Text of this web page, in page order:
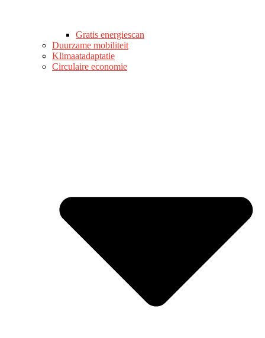
Gratis energiescan
Duurzame mobiliteit
Klimaatadaptatie
Circulaire economie